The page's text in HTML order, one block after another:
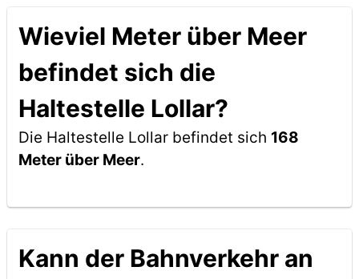
Wieviel Meter über Meer
befindet sich die
Haltestelle Lollar?
Die Haltestelle Lollar befindet sich 168
Meter über Meer.
Kann der Bahnverkehr an